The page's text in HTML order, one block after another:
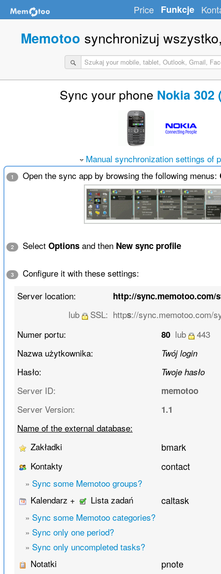
Price Funkcje
Memotoo synchronizuj
Sync your phone Nokia 302
Manual synchronization settings of
1 Open the sync app by browsing the following menus:
2 Select Optionsand then New sync profile
3
Configure it with these settings:
Server location:
http://sync.memotoo.com/
lub SSL: https://sync.memotoo.com/
Numer portu:
80 lub
443
Nazwa użytkownika:
Twój login
Hasło: Twoje hasło
Server ID: memotoo
Server Version: 1.1
Name of the external database:
Zakładki
bmark
Kontakty contact
» Sync some Memotoo groups?
Kalendarz +
Lista zadań caltask
» Sync some Memotoo categories?
» Sync only one period?
» Sync only uncompleted tasks?
Notatki
pnote